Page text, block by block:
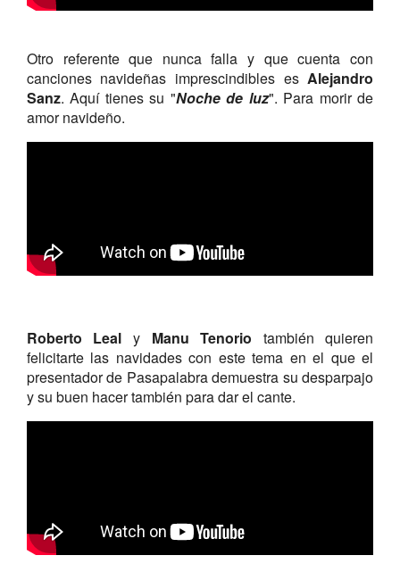
Otro referente que nunca falla y que cuenta con
canciones navideñas imprescindibles esAlejandro
Sanz. Aquí tienes su "Noche de luz". Para morir de
amor navideño.
Roberto Leal y Manu Tenorio también quieren
felicitarte las navidades con este tema en el que el
presentador de Pasapalabra demuestra su desparpajo
y su buen hacer también para dar el cante.